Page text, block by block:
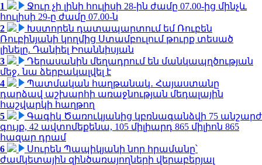
1
Ջուր չի լինի հուլիսի 28-ին ժամը 07.00-ից մինչև
հուլիսի 29-ը ժամը 07.00-ն
2
Խստորեն դատապարտում եմ Ռուբեն
Ռուբինյանի կողմից Ստամբուլում թուրք տեսած
լինելը. Դանիել Իոաննիսյան
3
Դերասանին մեղադրում են մանկապղծության
մեջ․ նա ձերբակալվել է
4
Պատմական հաղթանակ․ Հայաստանը
դարձավ աշխարհի առաջնության մեդալային
հաշվարկի հաղթող
5
Գագիկ Ծառուկյանից կբռնագանձվի 75 անշարժ
գույք, 42 ավտոմեքենա, 105 միլիարդ 865 միլիոն 865
հազար դրամ
6
Սուրեն Պապիկյանի նոր հրամանը՝
ժամկետային զինծառայողների վերաբերյալ